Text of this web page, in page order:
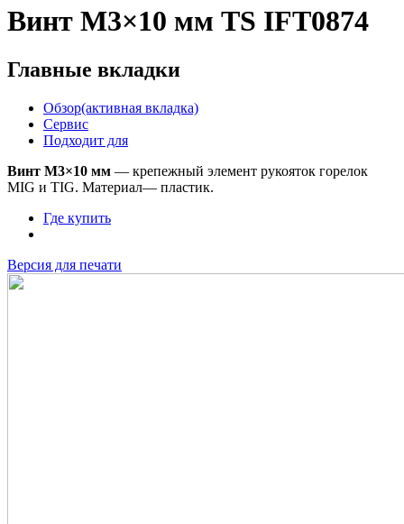
Винт М3×10 мм TS IFT0874
Главные вкладки
Обзор(активная вкладка)
Сервис
Подходит для
Винт М3×10 мм — крепежный элемент рукояток горелок
MIG и TIG. Материал— пластик.
Где купить
Версия для печати